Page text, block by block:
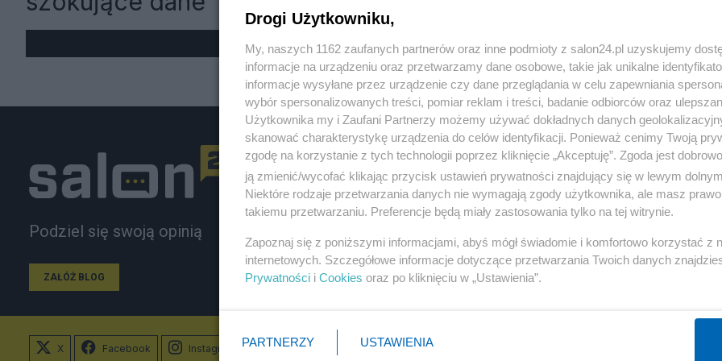
« WRÓĆ DO NOTKI
Podziel się swoją opinią
ZAŁÓŻ BLOG
Polityka
Rosja
PiS
Prezydent
NATO
Gospodarka
Biznes
Pieniądze
Inwestycje
Podatki
X Facebook Instagram
Drogi Użytkowniku,
My, naszych 1162 zaufanych partnerów oraz inne podmioty z salon24.pl uzyskujemy
informacje na urządzeniu oraz przetwarzamy dane osobowe, takie jak unikalne
informacje wysyłane przez urządzenie czy dane przeglądania w celu zapewniania
wybór spersonalizowanych treści, pomiar reklam i treści, badanie odbiorców oraz
Użytkownika my i Zaufani Partnerzy możemy używać dokładnych danych
skanować charakterystykę urządzenia do celów identyfikacji. Ponieważ cenimy Twoją
zgodę na korzystanie z tych technologii poprzez kliknięcie „Akceptuję”. Zgoda jest
ją zmienić/wycofać klikając przycisk ustawień prywatności znajdujący się w lewym
Niektóre rodzaje przetwarzania danych nie wymagają zgody użytkownika, ale masz
takiemu przetwarzaniu. Preferencje będą miały zastosowania tylko na tej witrynie.
Zapoznaj się z poniższymi informacjami, abyś mógł świadomie i komfortowo korzystać z
internetowych. Szczegółowe informacje dotyczące przetwarzania Twoich danych
Prywatności i Cookies oraz po kliknięciu w „Ustawienia”.
PARTNERZY USTAWIENIA